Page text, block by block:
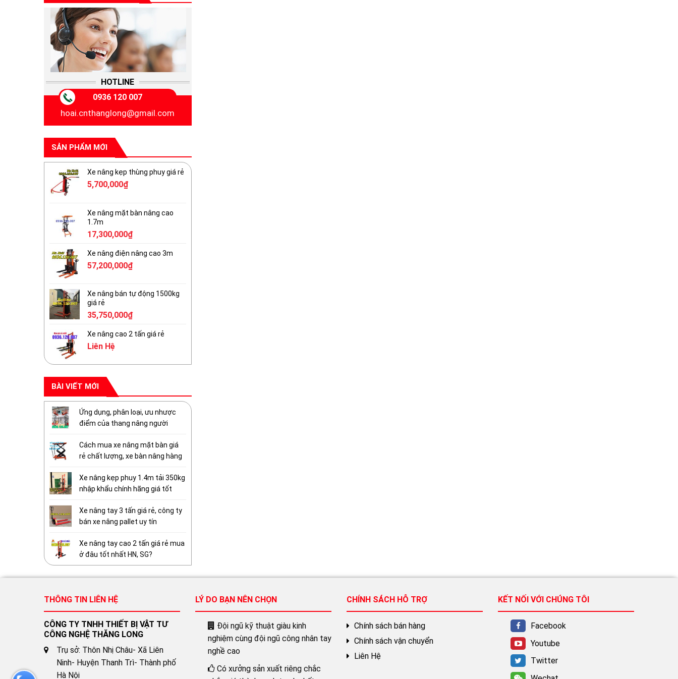
HOTLINE
0936 120 007
hoai.cnthanglong@gmail.com
SẢN PHẨM MỚI
Xe nâng kẹp thùng phuy giá rẻ
5,700,000₫
Xe nâng mặt bàn nâng cao
1.7m
17,300,000₫
Xe nâng điện nâng cao 3m
57,200,000₫
Xe nâng bán tự động 1500kg
giá rẻ
35,750,000₫
Xe nâng cao 2 tấn giá rẻ
Liên Hệ
BÀI VIẾT MỚI
Ứng dụng, phân loại, ưu nhược
điểm của thang nâng người
Cách mua xe nâng mặt bàn giá
rẻ chất lượng, xe bàn nâng hàng
Xe nâng kẹp phuy 1.4m tải 350kg
nhập khẩu chính hãng giá tốt
Xe nâng tay 3 tấn giá rẻ, công ty
bán xe nâng pallet uy tín
Xe nâng tay cao 2 tấn giá rẻ mua
ở đâu tốt nhất HN, SG?
THÔNG TIN LIÊN HỆ
CÔNG TY TNHH THIẾT BỊ VẬT TƯ
CÔNG NGHỆ THĂNG LONG
Trụ sở: Thôn Nhị Châu- Xã Liên
Ninh- Huyện Thanh Trì- Thành phố
Hà Nội
LÝ DO BẠN NÊN CHỌN
Đội ngũ kỹ thuật giàu kinh
nghiệm cùng đội ngũ công nhân tay
nghề cao
Có xưởng sản xuất riêng chắc
CHÍNH SÁCH HỖ TRỢ
Chính sách bán hàng
Chính sách vận chuyển
Liên Hệ
KẾT NỐI VỚI CHÚNG TÔI
Facebook
Youtube
Twitter